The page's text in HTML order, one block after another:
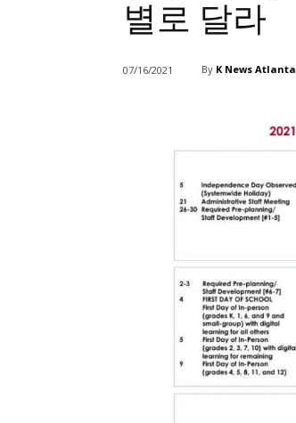
별로 달라
07/16/2021 By K News Atlanta